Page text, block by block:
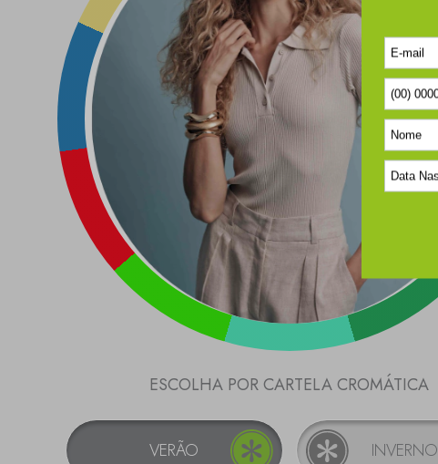
ESCOLHA POR CARTELA CROMÁTICA
VERÃO INVERNO